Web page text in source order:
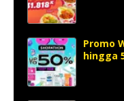
Promo
hingga